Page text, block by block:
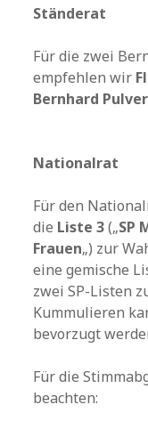
Ständerat
Für die zwei
empfehlen wir
Bernhard Pulver
Nationalrat
Für den
die Liste 3(„SP
Frauen„) zur
eine gemische
zwei SP-Listen
Kummulieren
bevorzugt
Für die
beachten: